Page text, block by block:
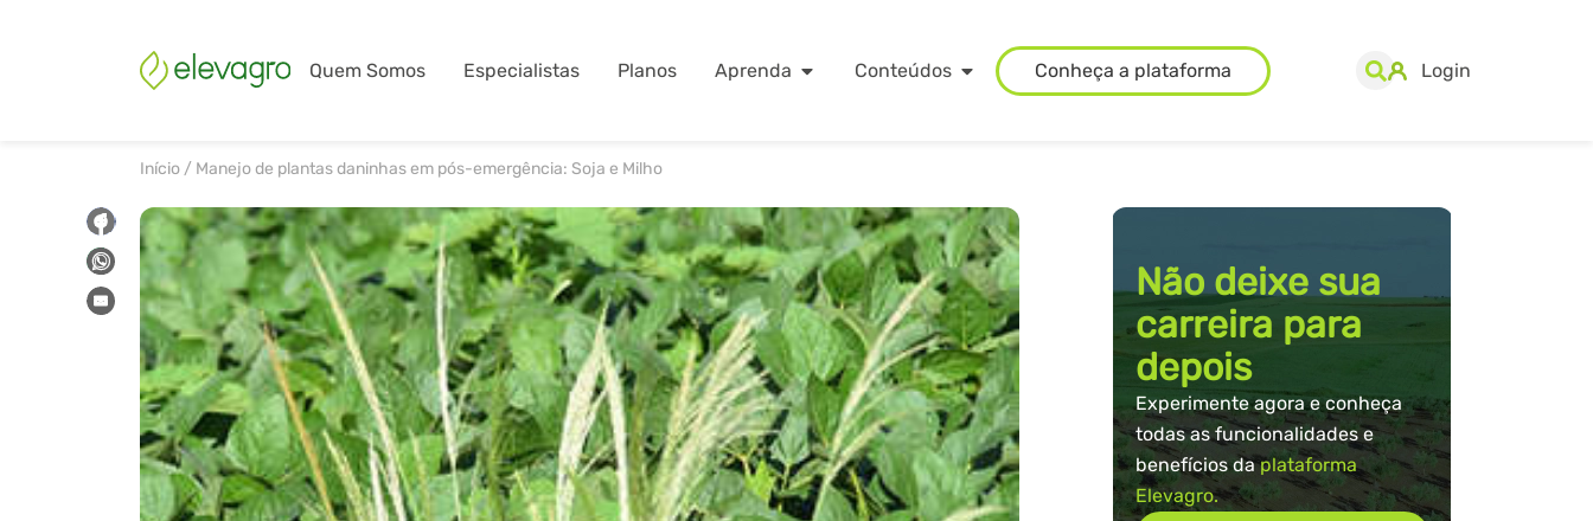
Quem Somos Especialistas Planos Aprenda Conteúdos Conheça a plataforma Login
Início / Manejo de plantas daninhas em pós-emergência: Soja e Milho
Não deixe sua
carreira para
depois
Experimente agora e conheça
todas as funcionalidades e
benefícios daplataforma
Elevagro.